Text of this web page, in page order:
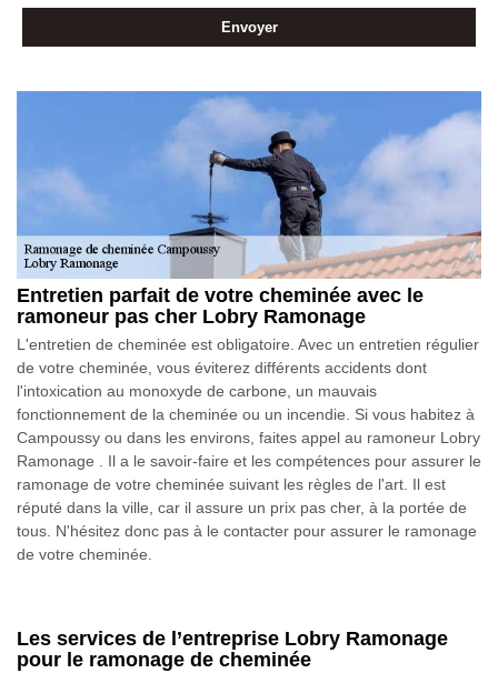
Entretien parfait de votre cheminée avec le
ramoneur pas cher Lobry Ramonage
L'entretien de cheminée est obligatoire. Avec un entretien régulier
de votre cheminée, vous éviterez différents accidents dont
l'intoxication au monoxyde de carbone, un mauvais
fonctionnement de la cheminée ou un incendie. Si vous habitez à
Campoussy ou dans les environs, faites appel au ramoneur Lobry
Ramonage . Il a le savoir-faire et les compétences pour assurer le
ramonage de votre cheminée suivant les règles de l'art. Il est
réputé dans la ville, car il assure un prix pas cher, à la portée de
tous. N'hésitez donc pas à le contacter pour assurer le ramonage
de votre cheminée.
Les services de l’entreprise Lobry Ramonage
pour le ramonage de cheminée